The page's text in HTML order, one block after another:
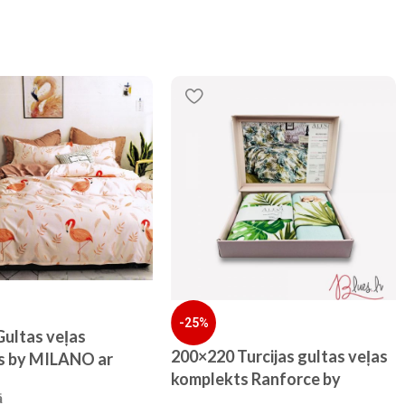
veļas
by MILANO ar
-25%
200×220 Turcijas gultas veļas
komplekts Ranforce by